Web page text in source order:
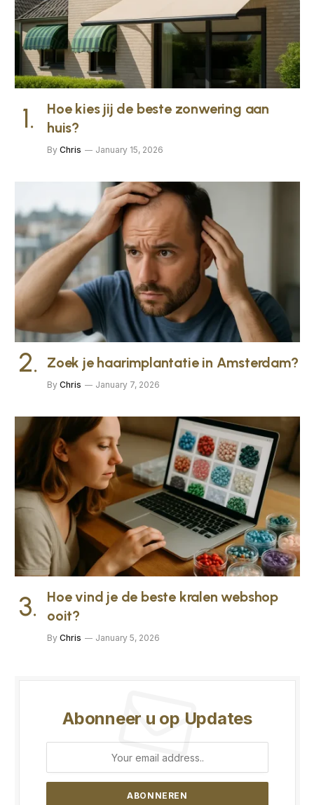
Hoe kies jij de beste zonwering aan
huis?
By Chris January 15, 2026
Zoek je haarimplantatie in Amsterdam?
By Chris January 7, 2026
Hoe vind je de beste kralen webshop
ooit?
By Chris January 5, 2026
Abonneer u op Updates